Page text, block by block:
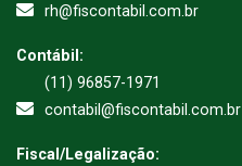
rh@fiscontabil.com.br
Contábil:
(11) 96857-1971
contabil@fiscontabil.com.br
Fiscal/Legalização: